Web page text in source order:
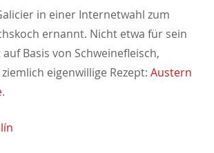
in einer Internetwahl zum
ernannt. Nicht etwa für sein
Basis von Schweinefleisch,
eigenwillige Rezept: Austern
.